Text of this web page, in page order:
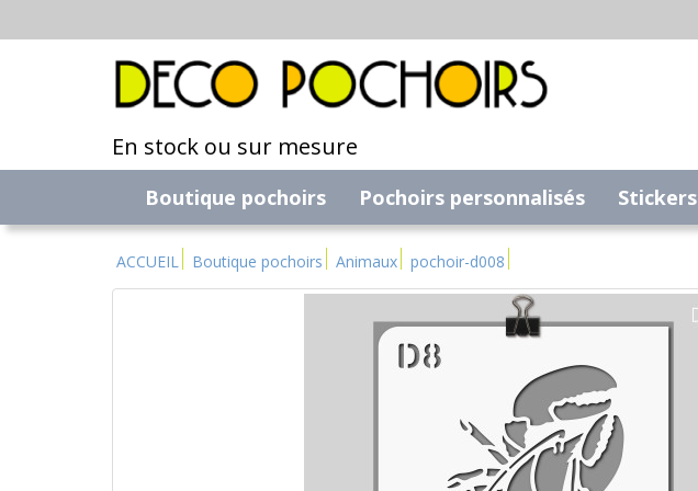
En stock ou sur mesure
Boutique pochoirs Pochoirs personnalisés Stickers
ACCUEIL Boutique pochoirs Animaux pochoir-d008